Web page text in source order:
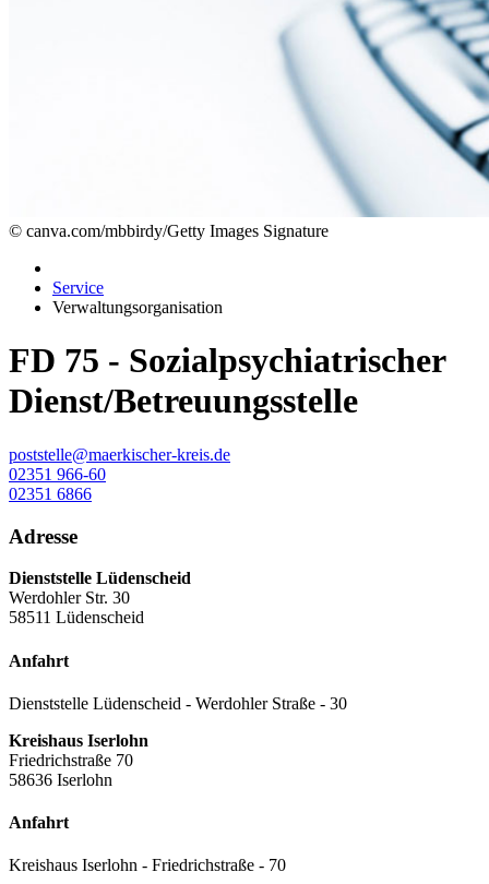
© canva.com/mbbirdy/Getty Images Signature
Service
Verwaltungsorganisation
FD 75 - Sozialpsychiatrischer
Dienst/Betreuungsstelle
poststelle@maerkischer-kreis.de
02351 966-60
02351 6866
Adresse
Dienststelle Lüdenscheid
Werdohler Str. 30
58511 Lüdenscheid
Anfahrt
Dienststelle Lüdenscheid - Werdohler Straße - 30
Kreishaus Iserlohn
Friedrichstraße 70
58636 Iserlohn
Anfahrt
Kreishaus Iserlohn - Friedrichstraße - 70